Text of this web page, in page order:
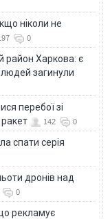
ніколи не
0
район Харкова: є
людей загинули
перебої зі
ракет
142 0
спати серія
дронів над
0
рекламує